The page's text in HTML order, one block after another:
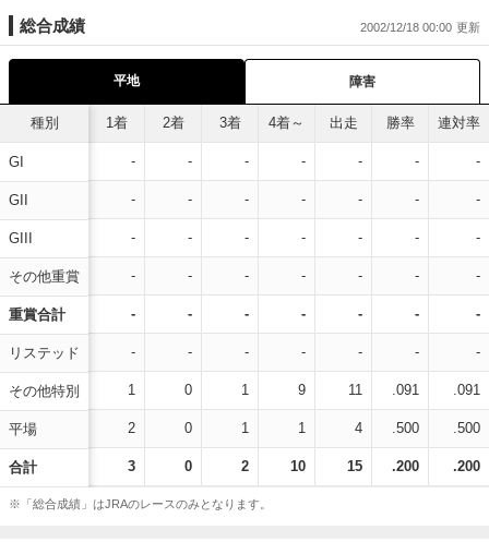
総合成績 2002/12/18 00:00
平地 障害
種別
GI
GII
GIII
その他重賞
重賞合計
リステッド
その他特別
平場
合計
1着 2着 3着 4着～ 出走 勝率 連対率
- - - - - - -
- - - - - - -
- - - - - - -
- - - - - - -
- - - - - - -
- - - - - - -
1 0 1 9 11 .091 .091
2 0 1 1 4 .500 .500
3 0 2 10 15 .200 .200
※「総合成績」はJRAのレースのみとなります。